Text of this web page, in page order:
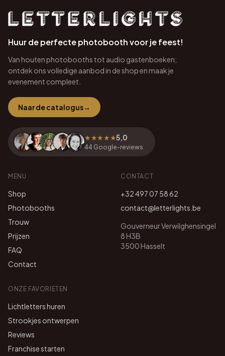
Huur de perfecte photobooth voor je feest!
Van houten photobooths tot audio gastenboeken;
ontdek ons volledige aanbod in de shop en maak je
evenement compleet.
Naar de catalogus→
★★★★★5,0
44 Google-reviews
MENU
Shop
Photobooths
Trouw
Prijzen
FAQ
Contact
CONTACT
+32 497 07 58 62
contact@letterlights.be
Gouverneur Verwilghensingel
8 H3B
3500 Hasselt
ONZE FAVORIETEN
Lichtletters huren
Strookjes ontwerpen
Reviews
Franchise starten